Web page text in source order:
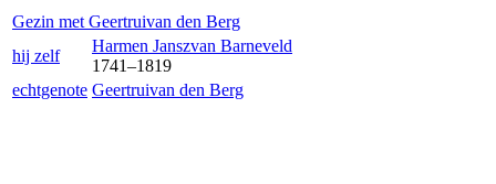
Gezin met Geertruivan den Berg
hij zelf
Harmen Janszvan Barneveld
1741–1819
echtgenote Geertruivan den Berg